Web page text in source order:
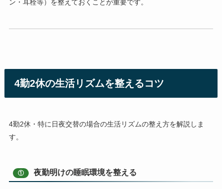
ン・耳栓等）を整えておくことが重要です。
4勤2休の生活リズムを整えるコツ
4勤2休・特に日夜交替の場合の生活リズムの整え方を解説しま
す。
① 夜勤明けの睡眠環境を整える